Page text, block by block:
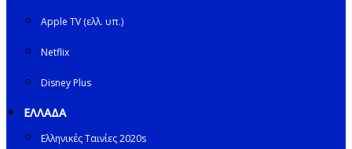
Apple TV (ελλ. υπ.)
Netflix
Disney Plus
ΕΛΛΑΔΑ
Ελληνικές Ταινίες 2020s